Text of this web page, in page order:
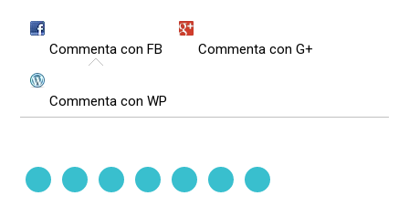
Commenta con FB Commenta con G+
Commenta con WP